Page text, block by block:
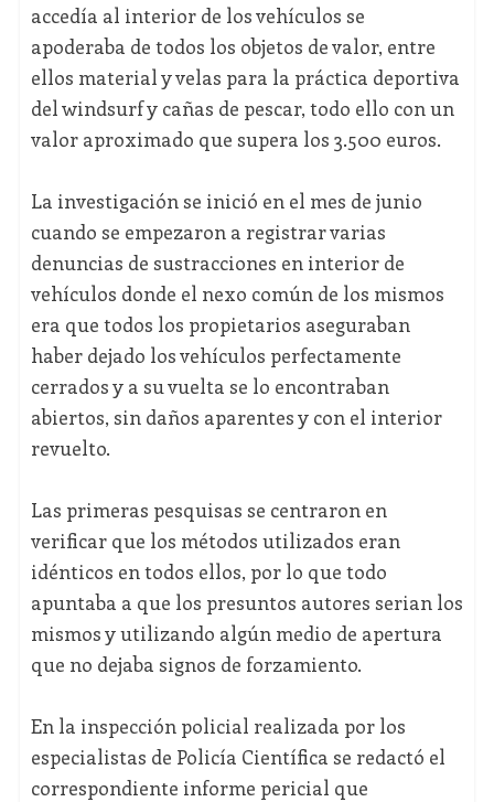
accedía al interior de los vehículos se
apoderaba de todos los objetos de valor, entre
ellos material y velas para la práctica deportiva
del windsurf y cañas de pescar, todo ello con un
valor aproximado que supera los 3.500 euros.
La investigación se inició en el mes de junio
cuando se empezaron a registrar varias
denuncias de sustracciones en interior de
vehículos donde el nexo común de los mismos
era que todos los propietarios aseguraban
haber dejado los vehículos perfectamente
cerrados y a su vuelta se lo encontraban
abiertos, sin daños aparentes y con el interior
revuelto.
Las primeras pesquisas se centraron en
verificar que los métodos utilizados eran
idénticos en todos ellos, por lo que todo
apuntaba a que los presuntos autores serian los
mismos y utilizando algún medio de apertura
que no dejaba signos de forzamiento.
En la inspección policial realizada por los
especialistas de Policía Científica se redactó el
correspondiente informe pericial que